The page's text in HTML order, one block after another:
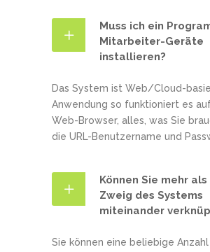
Muss ich ein
Mitarbeiter-Geräte
installieren?
Das System ist Web/Cloud-
Anwendung so funktioniert es
Web-Browser, alles, was Sie
die URL-Benutzername und
Können Sie mehr als
Zweig des Systems
miteinander
Sie können eine beliebige